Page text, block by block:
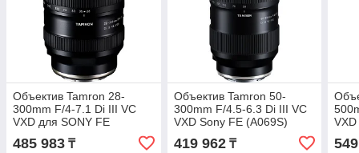
Объектив Tamron 28-
300mm F/4-7.1 Di III VC
VXD для SONY FE
485 983 ₸
Объектив Tamron 50-
300mm F/4.5-6.3 Di III VC
VXD Sony FE (A069S)
419 962₸